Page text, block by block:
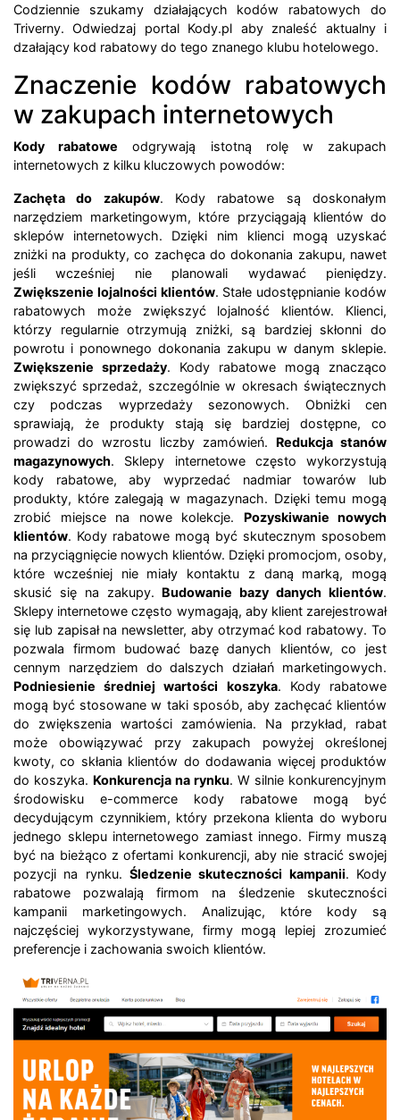
Codziennie szukamy działających kodów rabatowych do
Triverny. Odwiedzaj portal Kody.pl aby znaleść aktualny i
dzałający kod rabatowy do tego znanego klubu hotelowego.
Znaczenie kodów rabatowych
w zakupach internetowych
Kody rabatowe odgrywają istotną rolę w zakupach
internetowych z kilku kluczowych powodów:
Zachęta do zakupów. Kody rabatowe są doskonałym
narzędziem marketingowym, które przyciągają klientów do
sklepów internetowych. Dzięki nim klienci mogą uzyskać
zniżki na produkty, co zachęca do dokonania zakupu, nawet
jeśli wcześniej nie planowali wydawać pieniędzy.
Zwiększenie lojalności klientów. Stałe udostępnianie kodów
rabatowych może zwiększyć lojalność klientów. Klienci,
którzy regularnie otrzymują zniżki, są bardziej skłonni do
powrotu i ponownego dokonania zakupu w danym sklepie.
Zwiększenie sprzedaży. Kody rabatowe mogą znacząco
zwiększyć sprzedaż, szczególnie w okresach świątecznych
czy podczas wyprzedaży sezonowych. Obniżki cen
sprawiają, że produkty stają się bardziej dostępne, co
prowadzi do wzrostu liczby zamówień. Redukcja stanów
magazynowych. Sklepy internetowe często wykorzystują
kody rabatowe, aby wyprzedać nadmiar towarów lub
produkty, które zalegają w magazynach. Dzięki temu mogą
zrobić miejsce na nowe kolekcje. Pozyskiwanie nowych
klientów. Kody rabatowe mogą być skutecznym sposobem
na przyciągnięcie nowych klientów. Dzięki promocjom, osoby,
które wcześniej nie miały kontaktu z daną marką, mogą
skusić się na zakupy. Budowanie bazy danych klientów.
Sklepy internetowe często wymagają, aby klient zarejestrował
się lub zapisał na newsletter, aby otrzymać kod rabatowy. To
pozwala firmom budować bazę danych klientów, co jest
cennym narzędziem do dalszych działań marketingowych.
Podniesienie średniej wartości koszyka. Kody rabatowe
mogą być stosowane w taki sposób, aby zachęcać klientów
do zwiększenia wartości zamówienia. Na przykład, rabat
może obowiązywać przy zakupach powyżej określonej
kwoty, co skłania klientów do dodawania więcej produktów
do koszyka. Konkurencja na rynku. W silnie konkurencyjnym
środowisku e-commerce kody rabatowe mogą być
decydującym czynnikiem, który przekona klienta do wyboru
jednego sklepu internetowego zamiast innego. Firmy muszą
być na bieżąco z ofertami konkurencji, aby nie stracić swojej
pozycji na rynku. Śledzenie skuteczności kampanii. Kody
rabatowe pozwalają firmom na śledzenie skuteczności
kampanii marketingowych. Analizując, które kody są
najczęściej wykorzystywane, firmy mogą lepiej zrozumieć
preferencje i zachowania swoich klientów.